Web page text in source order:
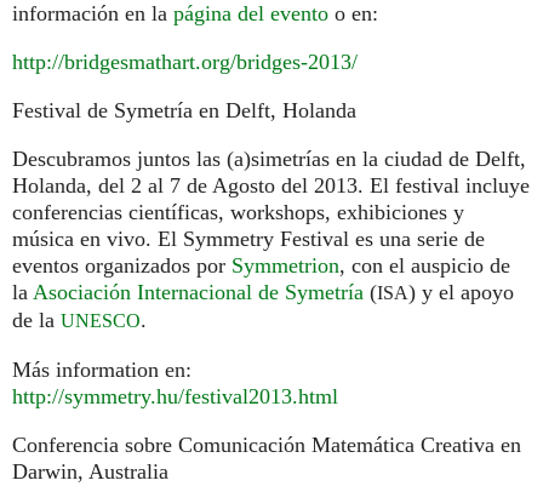
información en la página del evento o en:
http://bridgesmathart.org/bridges-2013/
Festival de Symetría en Delft, Holanda
Descubramos juntos las (a)simetrías en la ciudad de Delft,
Holanda, del 2 al 7 de Agosto del 2013. El festival incluye
conferencias científicas, workshops, exhibiciones y
música en vivo. El Symmetry Festival es una serie de
eventos organizados por Symmetrion, con el auspicio de
la Asociación Internacional de Symetría (ISA) y el apoyo
de la UNESCO.
Más information en:
http://symmetry.hu/festival2013.html
Conferencia sobre Comunicación Matemática Creativa en
Darwin, Australia